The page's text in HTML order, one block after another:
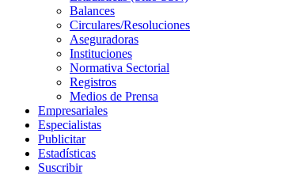
Balances
Circulares/Resoluciones
Aseguradoras
Instituciones
Normativa Sectorial
Registros
Medios de Prensa
Empresariales
Especialistas
Publicitar
Estadísticas
Suscribir